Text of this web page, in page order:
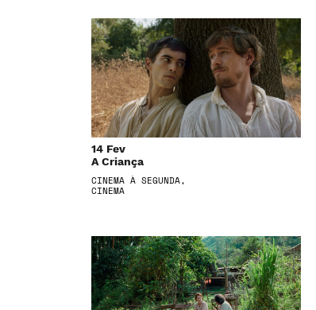
14 Fev
A Criança
CINEMA À SEGUNDA,
CINEMA